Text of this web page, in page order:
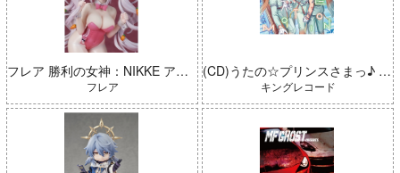
フレア 勝利の女神：NIKKE アリス：ワンダーランドバニー 完成品
フレア
(CD)うたの☆プリンスさまっ♪ LIVE EMOTION 2nd Anniversary CD トキヤ・カミュ・瑛二・大和
キングレコード